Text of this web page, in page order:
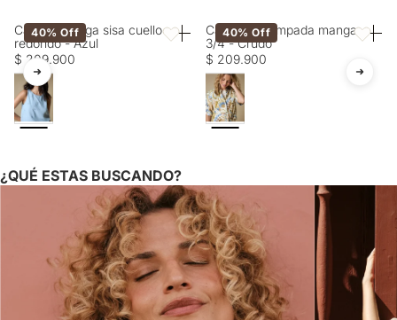
40% Off Favoritos
Camisa manga sisa cuello
redondo - Azul
$ 209.900
40% Off
Camisa estampada manga
3/4 - Crudo
$ 209.900
¿QUÉ ESTAS BUSCANDO?